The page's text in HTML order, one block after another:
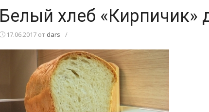
Белый хлеб
17.06.2017 от dars /